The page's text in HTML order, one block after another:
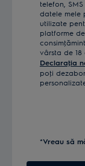
telefon,
datele mele
utilizate
platforme
vârsta de
Declaraţia
poţi
*Vreau să